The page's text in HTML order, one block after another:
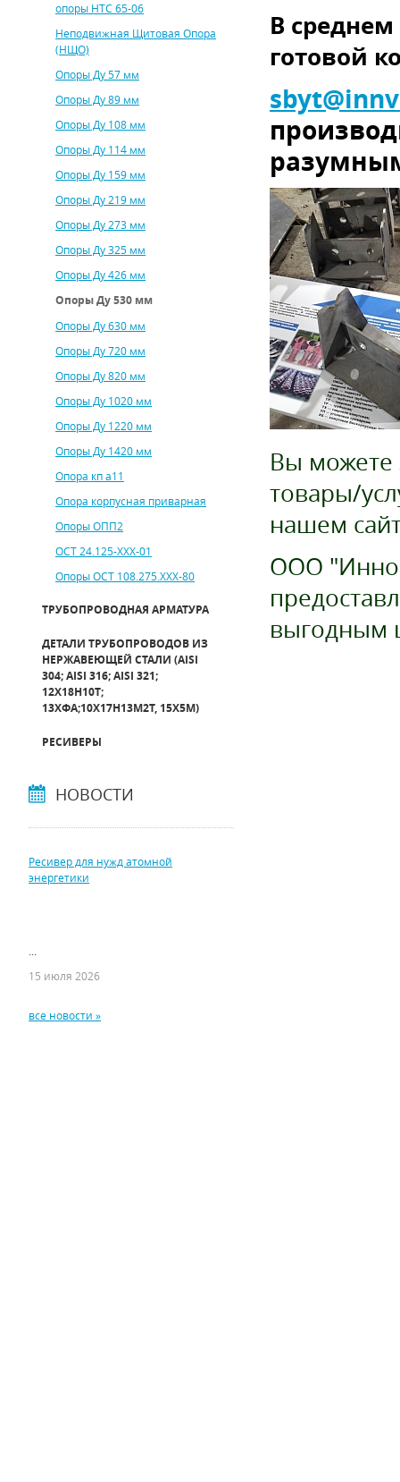
опоры НТС 65-06
Неподвижная Щитовая Опора
(НЩО)
Опоры Ду 57 мм
Опоры Ду 89 мм
Опоры Ду 108 мм
Опоры Ду 114 мм
Опоры Ду 159 мм
Опоры Ду 219 мм
Опоры Ду 273 мм
Опоры Ду 325 мм
Опоры Ду 426 мм
Опоры Ду 530 мм
Опоры Ду 630 мм
Опоры Ду 720 мм
Опоры Ду 820 мм
Опоры Ду 1020 мм
Опоры Ду 1220 мм
Опоры Ду 1420 мм
Опора кп а11
Опора корпусная приварная
Опоры ОПП2
ОСТ 24.125-ХХХ-01
Опоры ОСТ 108.275.ХХХ-80
ТРУБОПРОВОДНАЯ АРМАТУРА
ДЕТАЛИ ТРУБОПРОВОДОВ ИЗ
НЕРЖАВЕЮЩЕЙ СТАЛИ (AISI
304; AISI 316; AISI 321;
12Х18Н10Т;
13ХФА;10Х17Н13М2Т, 15Х5М)
РЕСИВЕРЫ
НОВОСТИ
Ресивер для нужд атомной
энергетики
15 июля 2026
все новости »
В среднем
готовой
sbyt@
Вы можете
товары/
нашем
ООО
выгодным